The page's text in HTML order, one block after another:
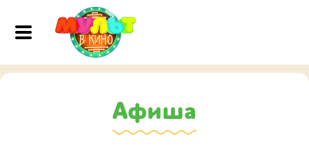
Афиша